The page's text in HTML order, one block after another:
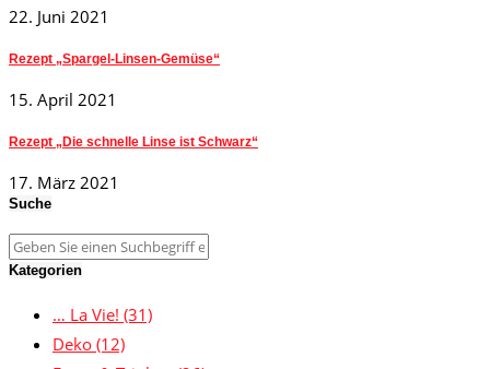
22. Juni 2021
Rezept „Spargel-Linsen-Gemüse“
15. April 2021
Rezept „Die schnelle Linse ist Schwarz“
17. März 2021
Suche
Kategorien
… La Vie! (31)
Deko (12)